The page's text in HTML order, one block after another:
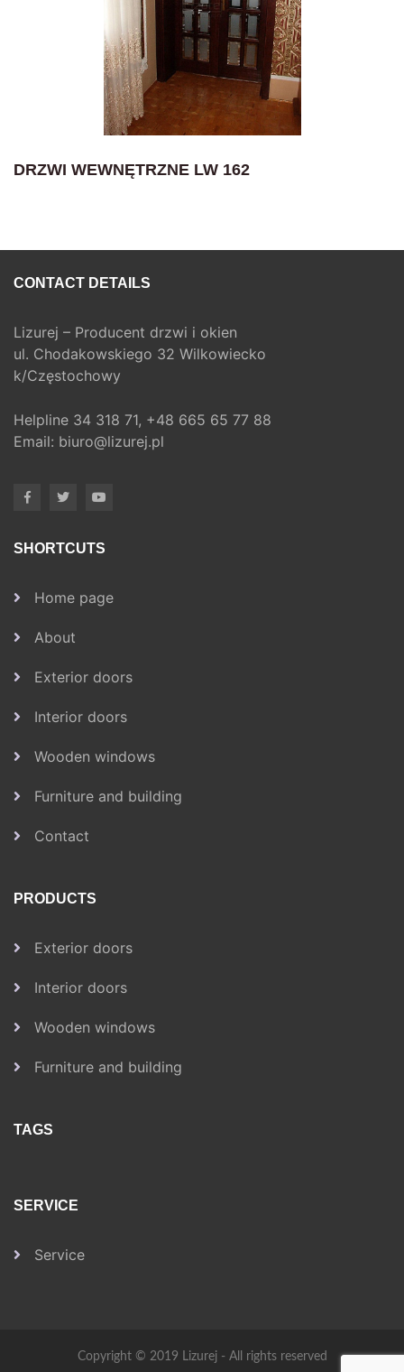
DRZWI WEWNĘTRZNE LW 162
CONTACT DETAILS
Lizurej – Producent drzwi i okien
ul. Chodakowskiego 32 Wilkowiecko
k/Częstochowy
Helpline 34 318 71, +48 665 65 77 88
Email: biuro@lizurej.pl
SHORTCUTS
Home page
About
Exterior doors
Interior doors
Wooden windows
Furniture and building
Contact
PRODUCTS
Exterior doors
Interior doors
Wooden windows
Furniture and building
TAGS
SERVICE
Service
Copyright © 2019 Lizurej - All rights reserved